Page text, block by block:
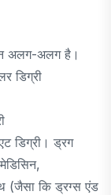
अलग-अलग है।
डिग्री
डिग्री। ड्रग
(जैसा कि ड्रग्स एंड